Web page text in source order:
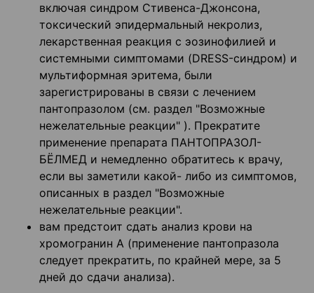
включая синдром Стивенса-Джонсона,
токсический эпидермальный некролиз,
лекарственная реакция с эозинофилией и
системными симптомами (DRESS-синдром) и
мультиформная эритема, были
зарегистрированы в связи с лечением
пантопразолом (см. раздел "Возможные
нежелательные реакции" ). Прекратите
применение препарата ПАНТОПРАЗОЛ-
БЁЛМЕД и немедленно обратитесь к врачу,
если вы заметили какой- либо из симптомов,
описанных в раздел "Возможные
нежелательные реакции".
вам предстоит сдать анализ крови на
хромогранин А (применение пантопразола
следует прекратить, по крайней мере, за 5
дней до сдачи анализа).